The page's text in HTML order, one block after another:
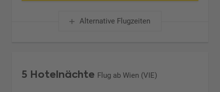
Alternative Flugzeiten
5 Hotelnächte Flug ab Wien (VIE)